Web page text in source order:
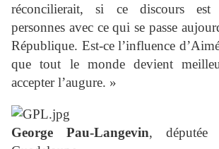
réconcilierait, si ce discours est
personnes avec ce qui se passe
République. Est-ce l’influence
que tout le monde devient
accepter l’augure. »
George Pau-Langevin, députée